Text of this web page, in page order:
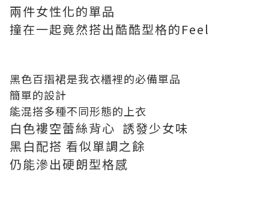
兩件女性化的單品
撞在一起竟然搭出酷酷型格的Feel
黑色百摺裙是我衣櫃裡的必備單品
簡單的設計
能混搭多種不同形態的上衣
白色褸空蕾絲背心 誘發少女味
黑白配搭 看似單調之餘
仍能滲出硬朗型格感